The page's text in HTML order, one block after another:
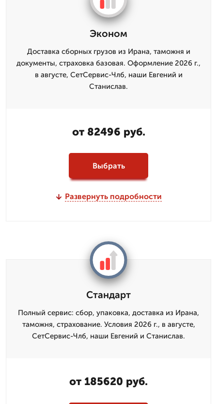
Эконом
Доставка сборных грузов из Ирана, таможня и
документы, страховка базовая. Оформление 2026 г.,
в августе, СетСервис-Члб, наши Евгений и
Станислав.
от 82496 руб.
Выбрать
Развернуть подробности
Стандарт
Полный сервис: сбор, упаковка, доставка из Ирана,
таможня, страхование. Условия 2026 г., в августе,
СетСервис-Члб, наши Евгений и Станислав.
от 185620 руб.